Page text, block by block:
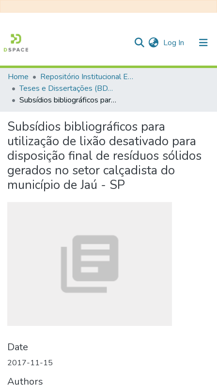
Log In (current)
Communities & Collections
All of DSpace
Statistics
Home
Repositório Institucional EESC
Teses e Dissertações (BDTD USP)
Subsídios bibliográficos para utilização de lixão desativado para disposição final de resíduos sólidos gerados no setor calçadista do município de Jaú - SP
Subsídios bibliográficos para
utilização de lixão desativado para
disposição final de resíduos sólidos
gerados no setor calçadista do
município de Jaú - SP
Date
2017-11-15
Authors